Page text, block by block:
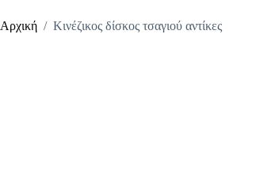
Αρχική / Κινέζικος δίσκος τσαγιού αντίκες